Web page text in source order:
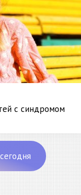
с синдромом